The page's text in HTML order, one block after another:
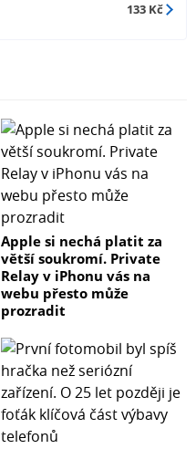
133 Kč
Apple si nechá platit za
větší soukromí. Private
Relay v iPhonu vás na
webu přesto může
prozradit